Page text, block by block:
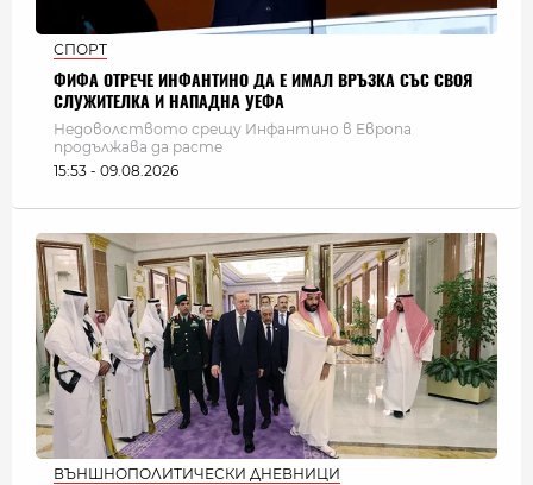
СПОРТ
ФИФА ОТРЕЧЕ ИНФАНТИНО ДА Е ИМАЛ ВРЪЗКА СЪС СВОЯ
СЛУЖИТЕЛКА И НАПАДНА УЕФА
Недоволството срещу Инфантино в Европа
продължава да расте
15:53 - 09.08.2026
ВЪНШНОПОЛИТИЧЕСКИ ДНЕВНИЦИ